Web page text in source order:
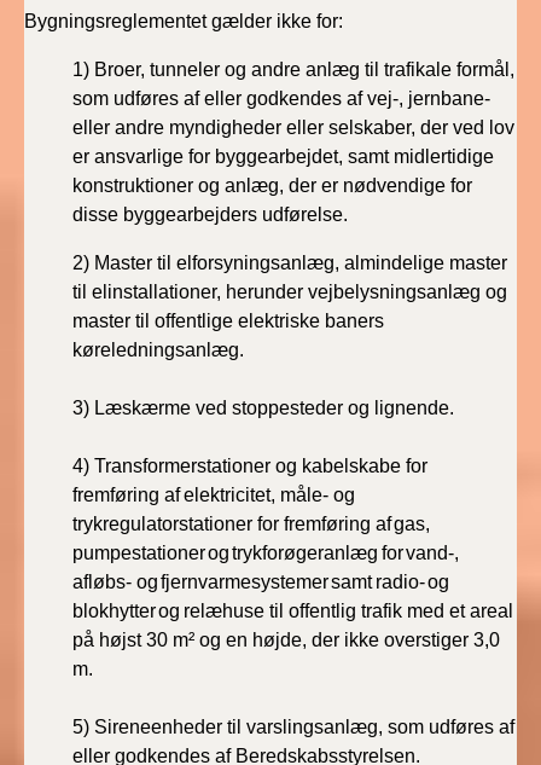
2022)
BR18 (29/6 - 31/12
2021)
BR18 (1/1-29/6
BR18 (1/7-31/12
2020)
2020)
BR18 (1/1-9/3 2020)
BR18 (4/7-31/12
2019)
BR18 (1/1-4/7 2019)
BR18 (1/7-31/12
Bygningsreglementet gælder ikke for:
1) Broer, tunneler og andre anlæg til trafikale formål,
som udføres af eller godkendes af vej-, jernbane-
eller andre myndigheder eller selskaber, der ved lov
er ansvarlige for byggearbejdet, samt midlertidige
konstruktioner og anlæg, der er nødvendige for
disse byggearbejders udførelse.
2) Master til elforsyningsanlæg, almindelige master
til elinstallationer, herunder vejbelysningsanlæg og
master til offentlige elektriske baners
køreledningsanlæg.
3) Læskærme ved stoppesteder og lignende.
4) Transformerstationer og kabelskabe for
fremføring afelektricitet, måle- og
trykregulatorstationer for fremføring afgas,
pumpestationerog trykforøgeranlæg forvand-,
afløbs- ogfjernvarmesystemersamt radio-og
blokhytterog relæhuse til offentlig trafik med et areal
på højst 30 m² og en højde, der ikke overstiger 3,0
m.
5) Sireneenheder til varslingsanlæg, som udføres af
eller godkendes af Beredskabsstyrelsen.